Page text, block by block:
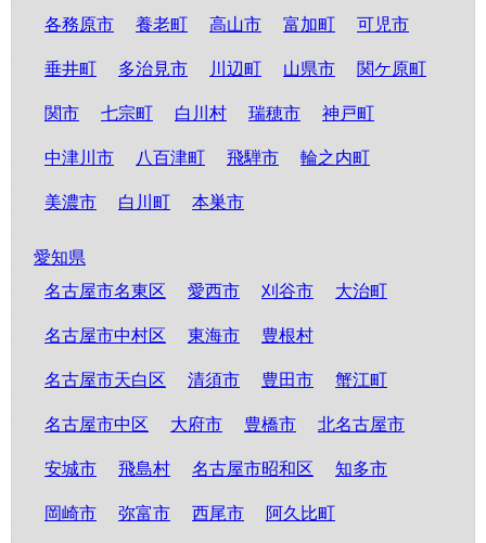
各務原市 養老町 高山市 富加町 可児市
垂井町 多治見市 川辺町 山県市 関ケ原町
関市 七宗町 白川村 瑞穂市 神戸町
中津川市 八百津町 飛騨市 輪之内町
美濃市 白川町 本巣市
愛知県
名古屋市名東区
愛西市 刈谷市 大治町
名古屋市中村区 東海市 豊根村
名古屋市天白区 清須市 豊田市 蟹江町
名古屋市中区 大府市 豊橋市 北名古屋市
安城市 飛島村 名古屋市昭和区 知多市
岡崎市 弥富市 西尾市 阿久比町